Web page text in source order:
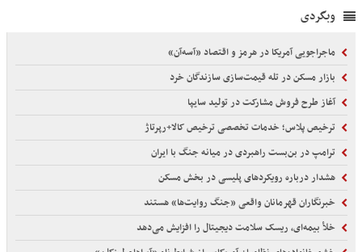
وبگردی
ماجراجویی آمریکا در هرمز و اقتصاد «آسه‌آن»
بازار مسکن در تله قیمت‌سازی سازندگان خرد
آغاز طرح فروش مشارکت در تولید سایپا
ترخیص پلاس؛ خدمات تخصصی ترخیص کالا+رپرتاژ
ترامپ در بن‌بست راهبردی در میانه جنگ با ایران
هشدار درباره رویکردهای پلیسی در بخش مسکن
خبرنگاران قهرمانان واقعی «جنگ روایت‌ها» هستند
خلأ بیمه‌ای، ریسک سلامت دیجیتال را افزایش می‌دهد